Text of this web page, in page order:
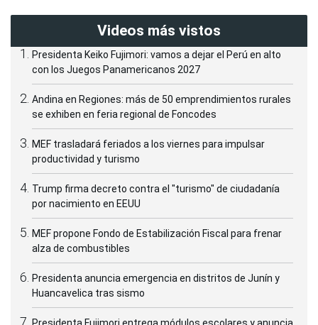
Videos más vistos
Presidenta Keiko Fujimori: vamos a dejar el Perú en alto
con los Juegos Panamericanos 2027
Andina en Regiones: más de 50 emprendimientos rurales
se exhiben en feria regional de Foncodes
MEF trasladará feriados a los viernes para impulsar
productividad y turismo
Trump firma decreto contra el "turismo" de ciudadanía
por nacimiento en EEUU
MEF propone Fondo de Estabilización Fiscal para frenar
alza de combustibles
Presidenta anuncia emergencia en distritos de Junín y
Huancavelica tras sismo